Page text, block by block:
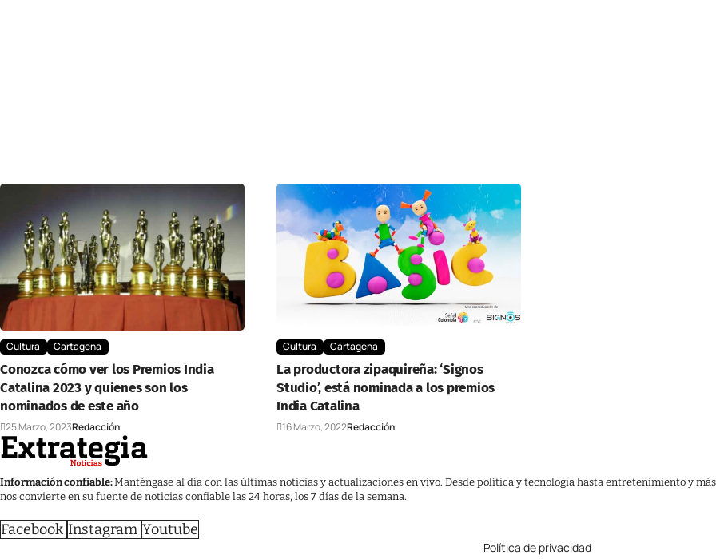
Cultura Cartagena
Conozca cómo ver los Premios India
Catalina 2023 y quienes son los
nominados de este año
25 Marzo, 2023Redacción
Cultura Cartagena
La productora zipaquireña: ‘Signos
Studio’, está nominada a los premios
India Catalina
16 Marzo, 2022Redacción
Información confiable:Manténgase al día con las últimas noticias y actualizaciones en vivo. Desde política y tecnología hasta entretenimiento y
nos convierte en su fuente de noticias confiable las 24 horas, los 7 días de la semana.
Facebook Instagram Youtube
Política de privacidad